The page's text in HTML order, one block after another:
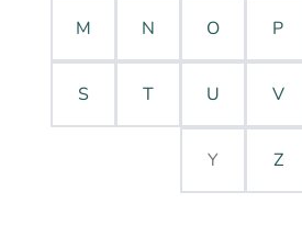
M N O P
S T U V
Y Z